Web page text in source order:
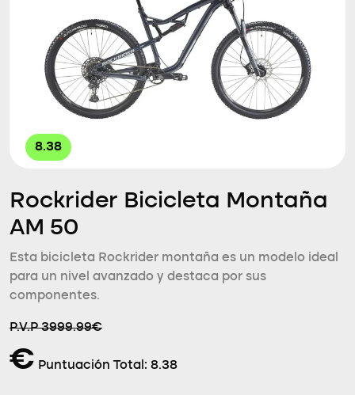
Consultorio
Blog
8.38
Rockrider Bicicleta Montaña
AM 50
Esta bicicleta Rockrider montaña es un modelo ideal
para un nivel avanzado y destaca por sus
componentes.
P.V.P 3999.99€
€ Puntuación Total: 8.38